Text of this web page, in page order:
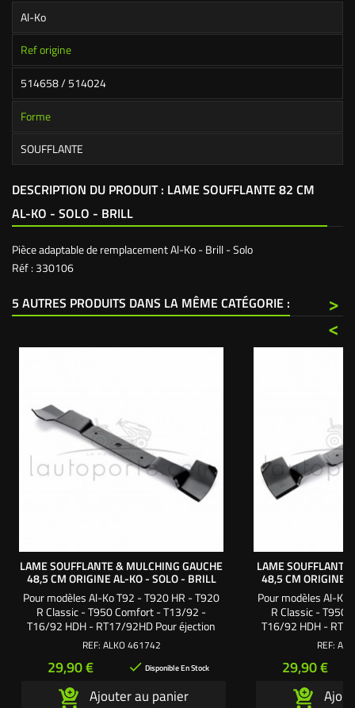
Al-Ko
Ref origine
514658 / 514024
Forme
SOUFFLANTE
DESCRIPTION DU PRODUIT : LAME SOUFFLANTE 82 CM
AL-KO - SOLO - BRILL
Pièce adaptable de remplacement Al-Ko - Brill - Solo
Réf : 330106
5 AUTRES PRODUITS DANS LA MÊME CATÉGORIE :
>
<
LAME SOUFFLANTE & MULCHING GAUCHE
48,5 CM ORIGINE AL-KO - SOLO - BRILL
Pour modèles Al-Ko T92 - T920 HR - T920
R Classic - T950 Comfort - T13/92 -
T16/92 HDH - RT17/92HD Pour éjection
arrière, coupe 92 cm Utilisez 2 lames
gauche et droite en 48,5 cm Origine Al-Ko -
Brill - Solo
REF: ALKO 461742
Prix
29,90 €  Disponible En Stock
Ajouter au panier
LAME
48,5 CM ORIGINE
Pour modèles Al-Ko
R Classic -
T16/92 HDH -
arrière, coupe
gauche et droite en
REF:
Prix
29,90 €